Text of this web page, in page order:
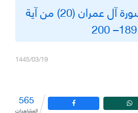
المجلس 61– سورة آل عمران (20) من آية
189– 200
1445/03/19
565
المشاهدات